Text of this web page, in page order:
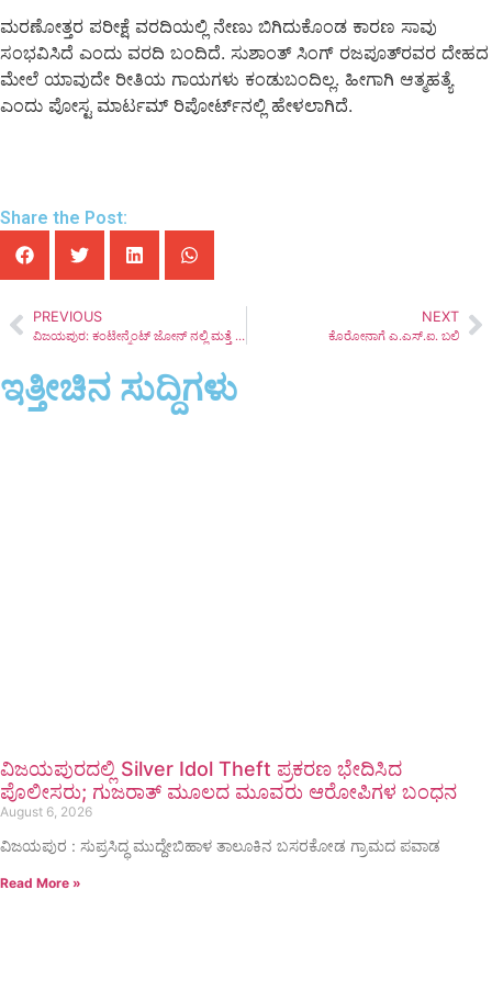
ಮರಣೋತ್ತರ ಪರೀಕ್ಷೆ ವರದಿಯಲ್ಲಿ ನೇಣು ಬಿಗಿದುಕೊಂಡ ಕಾರಣ ಸಾವು
ಸಂಭವಿಸಿದೆ ಎಂದು ವರದಿ ಬಂದಿದೆ. ಸುಶಾಂತ್ ಸಿಂಗ್ ರಜಪೂತ್‍ರವರ ದೇಹದ
ಮೇಲೆ ಯಾವುದೇ ರೀತಿಯ ಗಾಯಗಳು ಕಂಡುಬಂದಿಲ್ಲ. ಹೀಗಾಗಿ ಆತ್ಮಹತ್ಯೆ
ಎಂದು ಪೋಸ್ಟ ಮಾರ್ಟಮ್ ರಿಪೋರ್ಟ್‍ನಲ್ಲಿ ಹೇಳಲಾಗಿದೆ.
Share the Post:
PREVIOUS
ವಿಜಯಪುರ: ಕಂಟೇನ್ಮೆಂಟ್ ಜೋನ್ ನಲ್ಲಿ ಮತ್ತೆ ಕೊರೋನಾ ಅಟ್ಟಹಾಸ;
NEXT
ಕೊರೋನಾಗೆ ಎ.ಎಸ್.ಐ. ಬಲಿ
ಇತ್ತೀಚಿನ ಸುದ್ದಿಗಳು
ವಿಜಯಪುರದಲ್ಲಿ Silver Idol Theft ಪ್ರಕರಣ ಭೇದಿಸಿದ
ಪೊಲೀಸರು; ಗುಜರಾತ್ ಮೂಲದ ಮೂವರು ಆರೋಪಿಗಳ ಬಂಧನ
August 6, 2026
ವಿಜಯಪುರ : ಸುಪ್ರಸಿದ್ಧ ಮುದ್ದೇಬಿಹಾಳ ತಾಲೂಕಿನ ಬಸರಕೋಡ ಗ್ರಾಮದ ಪವಾಡ
Read More »